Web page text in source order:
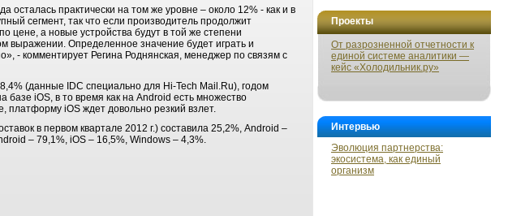
Проекты
От разрозненной отчетности к
единой системе аналитики —
кейс «Холодильник.ру»
Интервью
Эволюция партнерства:
экосистема, как единый
организм
практически на том же уровне – около 12% - как и в
сегмент, так что если производитель продолжит
цене, а новые устройства будут в той же степени
выражении. Определенное значение будет играть и
- комментирует Регина Роднянская, менеджер по связям с
(данные IDC специально для Hi-Tech Mail.Ru), годом
iOS, в то время как на Android есть множество
iOS ждет довольно резкий взлет.
в первом квартале 2012 г.) составила 25,2%, Android –
– 79,1%, iOS – 16,5%, Windows – 4,3%.